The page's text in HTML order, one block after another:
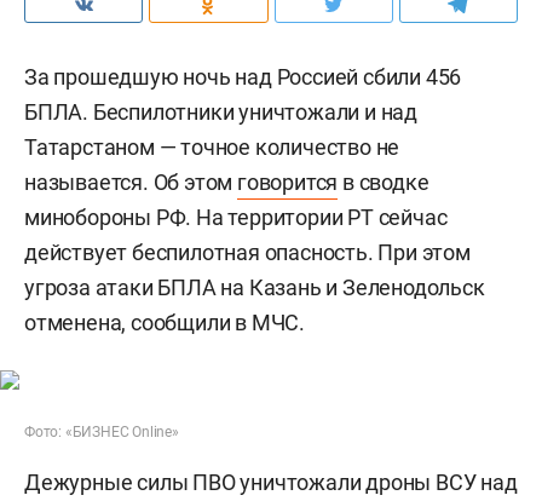
За прошедшую ночь над Россией сбили 456
БПЛА. Беспилотники уничтожали и над
Татарстаном — точное количество не
называется. Об этом говорится в сводке
минобороны РФ. На территории РТ сейчас
действует беспилотная опасность. При этом
угроза атаки БПЛА на Казань и Зеленодольск
отменена, сообщили в МЧС.
Фото: «БИЗНЕС Online»
Дежурные силы ПВО уничтожали дроны ВСУ над